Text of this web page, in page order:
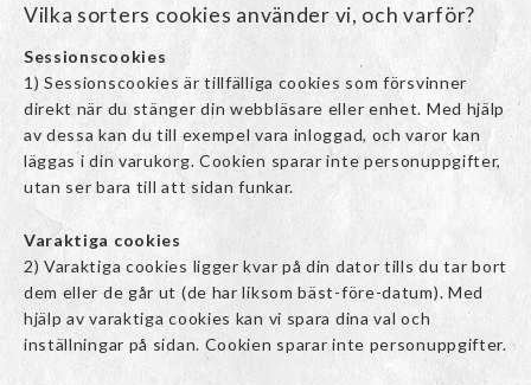
Vilka sorters cookies använder vi, och varför?
Sessionscookies
1) Sessionscookies är tillfälliga cookies som försvinner
direkt när du stänger din webbläsare eller enhet. Med hjälp
av dessa kan du till exempel vara inloggad, och varor kan
läggas i din varukorg. Cookien sparar inte personuppgifter,
utan ser bara till att sidan funkar.
Varaktiga cookies
2) Varaktiga cookies ligger kvar på din dator tills du tar bort
dem eller de går ut (de har liksom bäst-före-datum). Med
hjälp av varaktiga cookies kan vi spara dina val och
inställningar på sidan. Cookien sparar inte personuppgifter.